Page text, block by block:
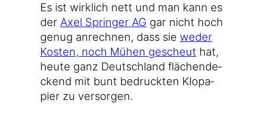
Es ist wirk­lich nett und man kann es
der Axel Sprin­ger AG gar nicht hoch
genug anrech­nen, dass sie weder
Kos­ten, noch Mühen gescheut hat,
heu­te ganz Deutsch­land flä­chen­de­
ckend mit bunt bedruck­ten Klo­pa­
pier zu versorgen.